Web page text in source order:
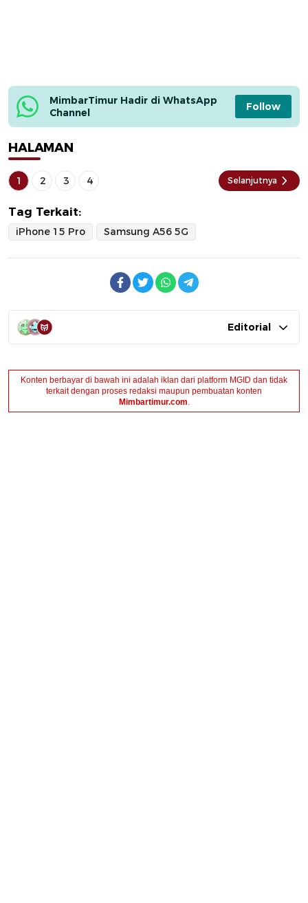
MimbarTimur Hadir di WhatsApp
Channel
Follow
HALAMAN
1 2 3 4 Selanjutnya
Tag Terkait:
iPhone 15 Pro Samsung A56 5G
Editorial
Konten berbayar di bawah ini adalah iklan dari platform MGID dan tidak
terkait dengan proses redaksi maupun pembuatan konten
Mimbartimur.com.